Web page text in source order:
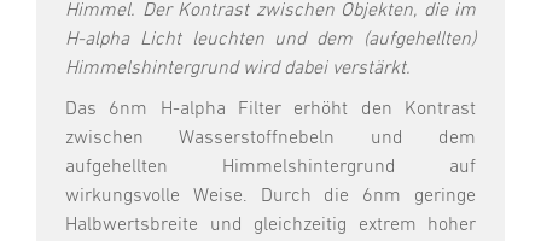
Himmel. Der Kontrast zwischen Objekten, die im
H-alpha Licht leuchten und dem (aufgehellten)
Himmelshintergrund wird dabei verstärkt.
Das 6nm H-alpha Filter erhöht den Kontrast
zwischen Wasserstoffnebeln und dem
aufgehellten Himmelshintergrund auf
wirkungsvolle Weise. Durch die 6nm geringe
Halbwertsbreite und gleichzeitig extrem hoher